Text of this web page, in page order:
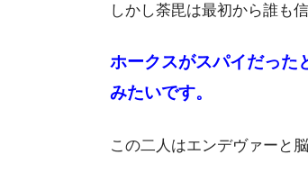
しかし荼毘は最初から誰も
ホークスがスパイだった
みたいです。
この二人はエンデヴァーと